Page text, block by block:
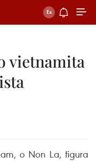
vietnamita
o Non La, figura